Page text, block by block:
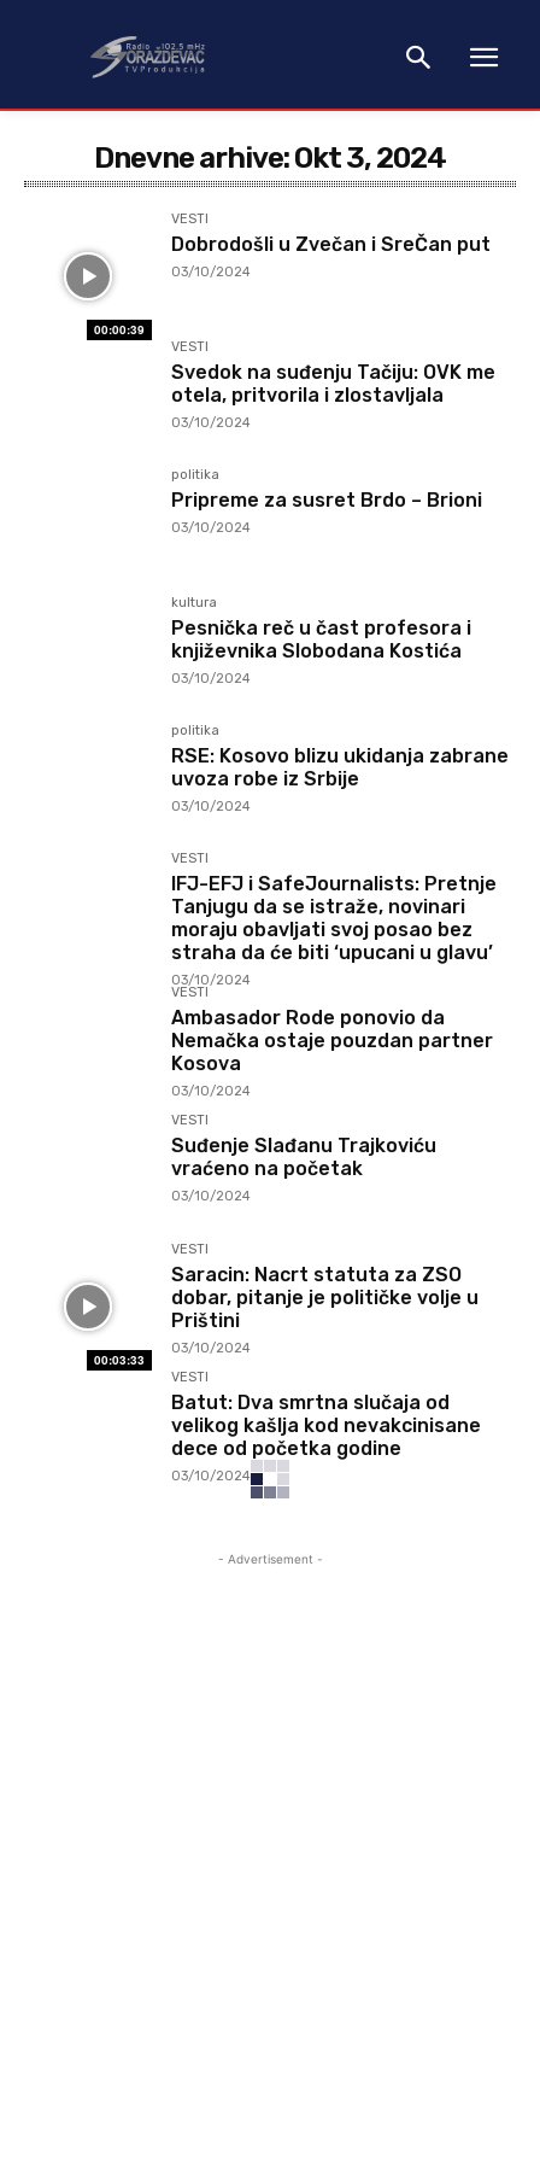
Dnevne arhive: Okt 3, 2024
00:00:39
VESTI
Dobrodošli u Zvečan i SreČan put
03/10/2024
VESTI
Svedok na suđenju Tačiju: OVK me
otela, pritvorila i zlostavljala
03/10/2024
politika
Pripreme za susret Brdo – Brioni
03/10/2024
kultura
Pesnička reč u čast profesora i
književnika Slobodana Kostića
03/10/2024
politika
RSE: Kosovo blizu ukidanja zabrane
uvoza robe iz Srbije
03/10/2024
VESTI
IFJ-EFJ i SafeJournalists: Pretnje
Tanjugu da se istraže, novinari
moraju obavljati svoj posao bez
straha da će biti ‘upucani u glavu’
03/10/2024
VESTI
Ambasador Rode ponovio da
Nemačka ostaje pouzdan partner
Kosova
03/10/2024
VESTI
Suđenje Slađanu Trajkoviću
vraćeno na početak
03/10/2024
00:03:33
VESTI
Saracin: Nacrt statuta za ZSO
dobar, pitanje je političke volje u
Prištini
03/10/2024
VESTI
Batut: Dva smrtna slučaja od
velikog kašlja kod nevakcinisane
dece od početka godine
03/10/2024
- Advertisement -